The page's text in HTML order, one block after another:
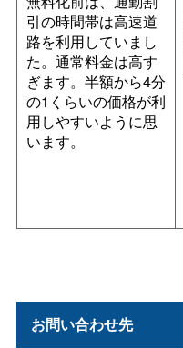
引の時間帯は高速道
路を利用していまし
た。通常料金は高す
ぎます。半額から4分
の1くらいの価格が利
用しやすいように思
います。
お問い合わせ先